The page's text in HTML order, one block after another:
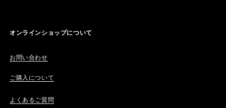
オンラインショップについて
お問い合わせ
ご購入について
よくあるご質問